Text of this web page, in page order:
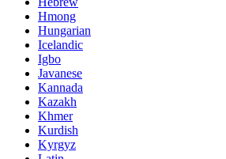
Hmong
Hungarian
Icelandic
Igbo
Javanese
Kannada
Kazakh
Khmer
Kurdish
Kyrgyz